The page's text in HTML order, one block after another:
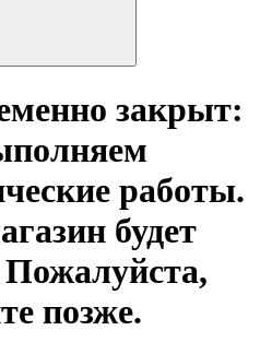
закрыт:
работы.
будет
Пожалуйста,
позже.